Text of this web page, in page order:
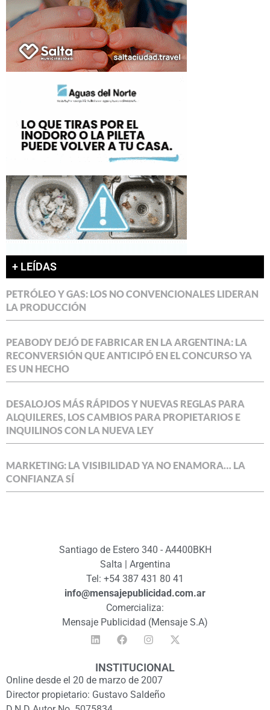
+ LEÍDAS
PETRÓLEO Y GAS: LOS NO CONVENCIONALES LIDERAN
LA PRODUCCIÓN
PEABODY DEJÓ DE FABRICAR EN LA ARGENTINA: LA
RECONVERSIÓN QUE ANTICIPÓ EN EL CONCURSO YA
ES UN HECHO
DESALOJOS MÁS RÁPIDOS Y NUEVAS REGLAS PARA
ALQUILERES, LOS CAMBIOS PARA PROPIETARIOS E
INQUILINOS CON LA NUEVA LEY
MARKETING: LA VISIBILIDAD YA NO ENAMORA… LA
CONFIANZA SÍ
Santiago de Estero 340 - A4400BKH
Salta | Argentina
Tel: +54 387 431 80 41
info@mensajepublicidad.com.ar
Comercializa:
Mensaje Publicidad (Mensaje S.A)
INSTITUCIONAL
Online desde el 20 de marzo de 2007
Director propietario: Gustavo Saldeño